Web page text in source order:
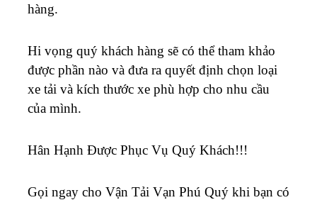
hàng.
Hi vọng quý khách hàng sẽ có thể tham khảo
được phần nào và đưa ra quyết định chọn loại
xe tải và kích thước xe phù hợp cho nhu cầu
của mình.
Hân Hạnh Được Phục Vụ Quý Khách!!!
Gọi ngay cho Vận Tải Vạn Phú Quý khi bạn có